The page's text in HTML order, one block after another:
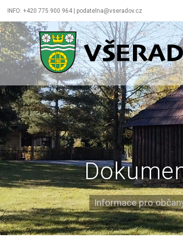
INFO: +420 775 900 964 | podatelna@vseradov.cz
Všeradov
Informace pro